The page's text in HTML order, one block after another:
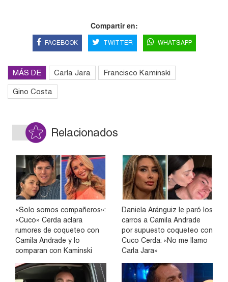
Compartir en:
FACEBOOK TWITTER WHATSAPP
MÁS DE Carla Jara Francisco Kaminski
Gino Costa
Relacionados
«Solo somos compañeros»:
«Cuco» Cerda aclara
rumores de coqueteo con
Camila Andrade y lo
comparan con Kaminski
Daniela Aránguiz le paró los
carros a Camila Andrade
por supuesto coqueteo con
Cuco Cerda: «No me llamo
Carla Jara»